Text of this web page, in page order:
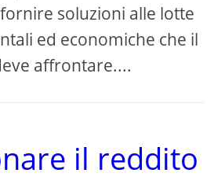
soluzioni alle lotte
ed economiche che il
affrontare....
il reddito